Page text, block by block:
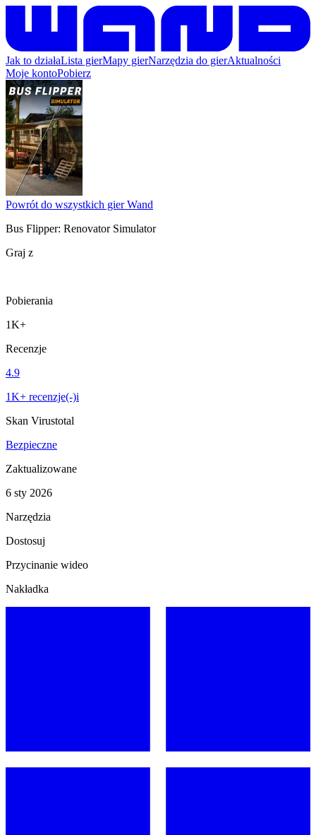
Jak to działaLista gierMapy gierNarzędzia do gierAktualności
Moje kontoPobierz
Powrót do wszystkich gier Wand
Bus Flipper: Renovator Simulator
Graj z
Pobierania
1K+
Recenzje
4.9
1K+ recenzje(-)i
Skan Virustotal
Bezpieczne
Zaktualizowane
6 sty 2026
Narzędzia
Dostosuj
Przycinanie wideo
Nakładka